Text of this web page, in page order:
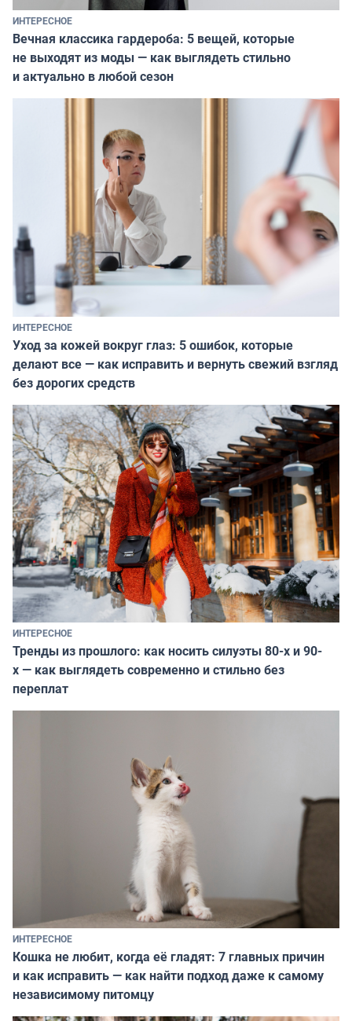
ИНТЕРЕСНОЕ
Вечная классика гардероба: 5 вещей, которые
не выходят из моды — как выглядеть стильно
и актуально в любой сезон
ИНТЕРЕСНОЕ
Уход за кожей вокруг глаз: 5 ошибок, которые
делают все — как исправить и вернуть свежий взгляд
без дорогих средств
ИНТЕРЕСНОЕ
Тренды из прошлого: как носить силуэты 80-х и 90-
х — как выглядеть современно и стильно без
переплат
ИНТЕРЕСНОЕ
Кошка не любит, когда её гладят: 7 главных причин
и как исправить — как найти подход даже к самому
независимому питомцу